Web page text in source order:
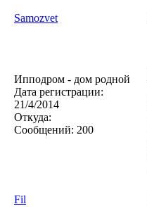
Samozvet
Ипподром - дом родной
Дата регистрации:
21/4/2014
Откуда:
Сообщений: 200
Fil